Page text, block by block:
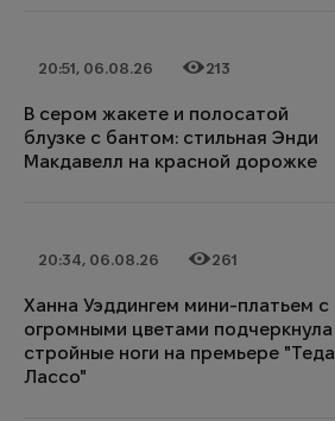
Дата публикации
20:51, 06.08.26
Категория
Количество просмотров
213
В сером жакете и полосатой
блузке с бантом: стильная Энди
Макдавелл на красной дорожке
Дата публикации
20:34, 06.08.26
Категория
Количество просмотров
261
Ханна Уэддингем мини-платьем с
огромными цветами подчеркнула
стройные ноги на премьере "Теда
Лассо"